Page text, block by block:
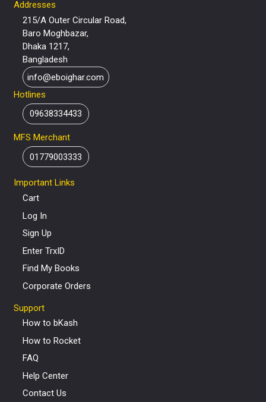
Addresses
215/A Outer Circular Road,
Baro Moghbazar,
Dhaka 1217,
Bangladesh
info@eboighar.com
Hotlines
09638334433
MFS Merchant
01779003333
Important Links
Cart
Log In
Sign Up
Enter TrxID
Find My Books
Corporate Orders
Support
How to bKash
How to Rocket
FAQ
Help Center
Contact Us